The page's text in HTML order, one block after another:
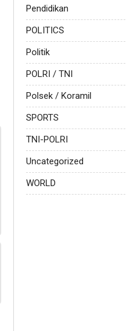
Pendidikan
POLITICS
Politik
POLRI / TNI
Polsek / Koramil
SPORTS
TNI-POLRI
Uncategorized
WORLD